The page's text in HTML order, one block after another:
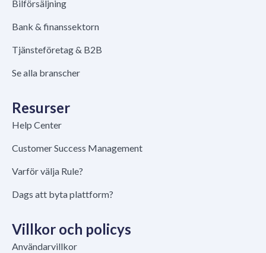
Bilförsäljning
Bank & finanssektorn
Tjänsteföretag & B2B
Se alla branscher
Resurser
Help Center
Customer Success Management
Varför välja Rule?
Dags att byta plattform?
Villkor och policys
Användarvillkor